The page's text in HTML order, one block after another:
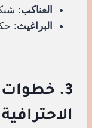
العناكب:
البراغيث:
3.
الاحترافية